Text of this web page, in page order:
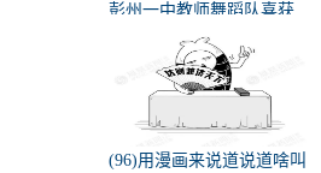
彭州一中教师舞蹈队喜获
成都市2019校园啦啦操、
健美操总决赛校园组--教师
组一等奖
(96)用漫画来说道说道啥叫